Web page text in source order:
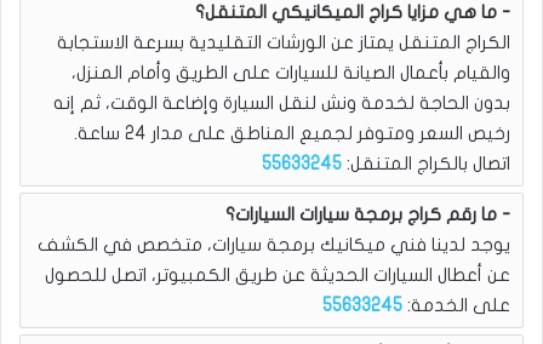
ما هي مزايا كراج الميكانيكي المتنقل؟
الكراج المتنقل يمتاز عن الورشات التقليدية بسرعة الاستجابة
والقيام بأعمال الصيانة للسيارات على الطريق وأمام المنزل،
بدون الحاجة لخدمة ونش لنقل السيارة وإضاعة الوقت، ثم إنه
رخيص السعر ومتوفر لجميع المناطق على مدار 24 ساعة.
اتصال بالكراج المتنقل: 55633245
ما رقم كراج برمجة سيارات السيارات؟
يوجد لدينا فني ميكانيك برمجة سيارات، متخصص في الكشف
عن أعطال السيارات الحديثة عن طريق الكمبيوتر، اتصل للحصول
على الخدمة: 55633245